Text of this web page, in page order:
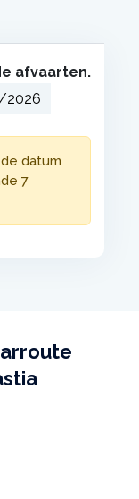
afvaarten.
datum
7